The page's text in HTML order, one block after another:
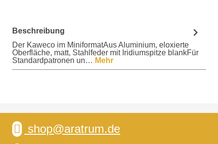
Beschreibung
Der Kaweco im MiniformatAus Aluminium, eloxierte
Oberfläche, matt, Stahlfeder mit Iridiumspitze blankFür
Standardpatronen un… Mehr
shop@aratrum.de